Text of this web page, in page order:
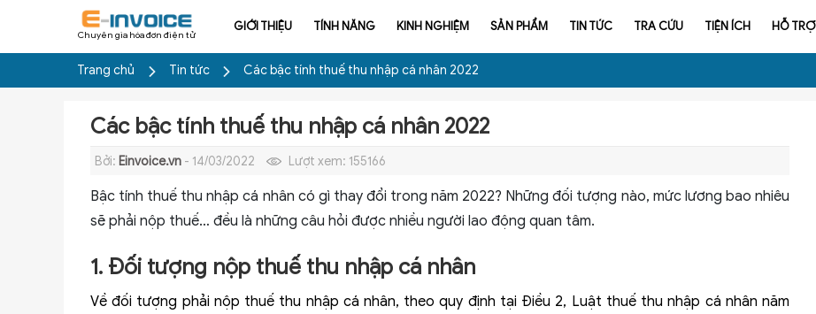
Chuyên gia hóa đơn điện tử
GIỚI THIỆU TÍNH NĂNG KINH NGHIỆM SẢN PHẨM TIN TỨC TRA CỨU TIỆN ÍCH HỖ TRỢ
Trang chủ Tin tức Các bậc tính thuế thu nhập cá nhân 2022
Các bậc tính thuế thu nhập cá nhân 2022
Bởi: Einvoice.vn - 14/03/2022 Lượt xem: 155166
Bậc tính thuế thu nhập cá nhân có gì thay đổi trong năm 2022? Những đối tượng nào, mức lương bao nhiêu
sẽ phải nộp thuế… đều là những câu hỏi được nhiều người lao động quan tâm.
1. Đối tượng nộp thuế thu nhập cá nhân
Về đối tượng phải nộp thuế thu nhập cá nhân, theo quy định tại Điều 2, Luật thuế thu nhập cá nhân năm